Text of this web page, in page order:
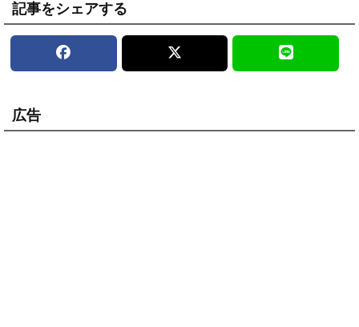
記事をシェアする
広告